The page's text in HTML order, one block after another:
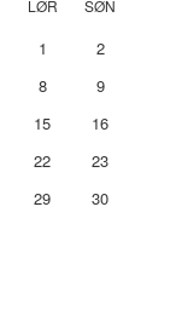
LØR SØN
1
2
8
9
15
16
22
23
29
30